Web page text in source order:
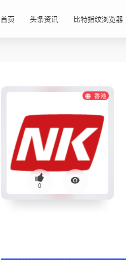
首页 头条资讯 比特指纹浏览器
香港
0